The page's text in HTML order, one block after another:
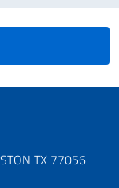
TX 77056